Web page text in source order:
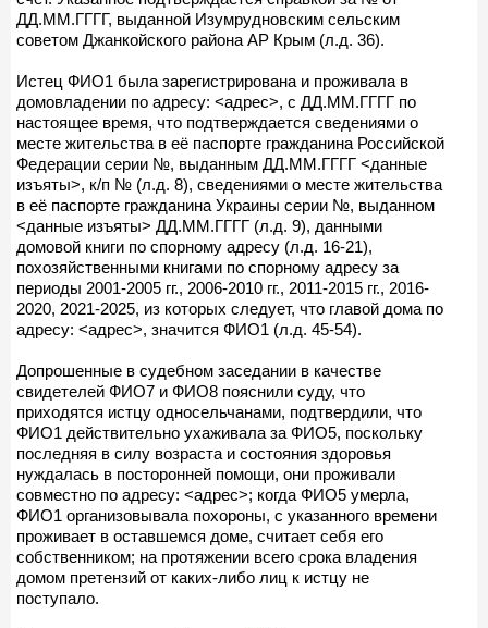
ДД.ММ.ГГГГ, выданной Изумрудновским сельским
советом Джанкойского района АР Крым (л.д. 36).
Истец ФИО1 была зарегистрирована и проживала в
домовладении по адресу: <адрес>, с ДД.ММ.ГГГГ по
настоящее время, что подтверждается сведениями о
месте жительства в её паспорте гражданина Российской
Федерации серии №, выданным ДД.ММ.ГГГГ <данные
изъяты>, к/п № (л.д. 8), сведениями о месте жительства
в её паспорте гражданина Украины серии №, выданном
<данные изъяты> ДД.ММ.ГГГГ (л.д. 9), данными
домовой книги по спорному адресу (л.д. 16-21),
похозяйственными книгами по спорному адресу за
периоды 2001-2005 гг., 2006-2010 гг., 2011-2015 гг., 2016-
2020, 2021-2025, из которых следует, что главой дома по
адресу: <адрес>, значится ФИО1 (л.д. 45-54).
Допрошенные в судебном заседании в качестве
свидетелей ФИО7 и ФИО8 пояснили суду, что
приходятся истцу односельчанами, подтвердили, что
ФИО1 действительно ухаживала за ФИО5, поскольку
последняя в силу возраста и состояния здоровья
нуждалась в посторонней помощи, они проживали
совместно по адресу: <адрес>; когда ФИО5 умерла,
ФИО1 организовывала похороны, с указанного времени
проживает в оставшемся доме, считает себя его
собственником; на протяжении всего срока владения
домом претензий от каких-либо лиц к истцу не
поступало.